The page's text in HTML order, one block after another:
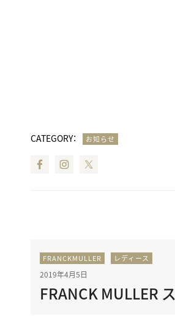
CATEGORY： お知らせ
FacebookInstagram
FRANCKMULLER レディース
2019年4月5日
FRANCK MULLER